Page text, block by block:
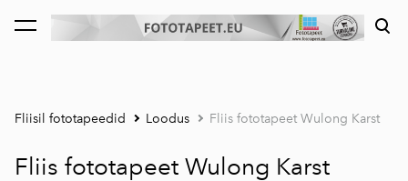
lisati ostukorvi. Vaata ostukorvi
Fliisil fototapeedid Loodus Fliis fototapeet Wulong Karst
Fliis fototapeet Wulong Karst